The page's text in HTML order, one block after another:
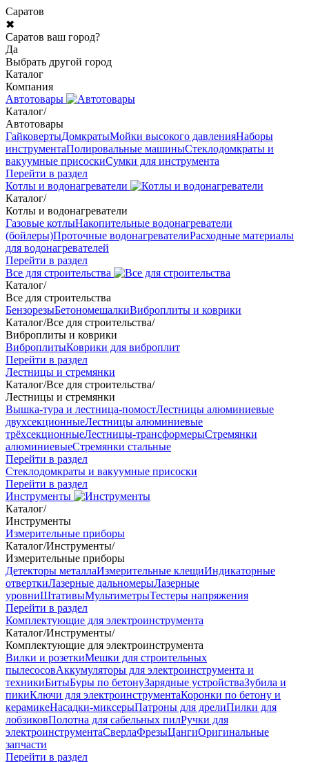
Саратов
✖
Саратов ваш город?
Да
Выбрать другой город
Каталог
Компания
Автотовары
Каталог/
Автотовары
ГайковертыДомкратыМойки высокого давленияНаборы
инструментаПолировальные машиныСтеклодомкраты и
вакуумные присоскиСумки для инструмента
Перейти в раздел
Котлы и водонагреватели
Каталог/
Котлы и водонагреватели
Газовые котлыНакопительные водонагреватели
(бойлеры)Проточные водонагревателиРасходные материалы
для водонагревателей
Перейти в раздел
Все для строительства
Каталог/
Все для строительства
БензорезыБетономешалкиВиброплиты и коврики
Каталог/Все для строительства/
Виброплиты и коврики
ВиброплитыКоврики для виброплит
Перейти в раздел
Лестницы и стремянки
Каталог/Все для строительства/
Лестницы и стремянки
Вышка-тура и лестница-помостЛестницы алюминиевые
двухсекционныеЛестницы алюминиевые
трёхсекционныеЛестницы-трансформерыСтремянки
алюминиевыеСтремянки стальные
Перейти в раздел
Стеклодомкраты и вакуумные присоски
Перейти в раздел
Инструменты
Каталог/
Инструменты
Измерительные приборы
Каталог/Инструменты/
Измерительные приборы
Детекторы металлаИзмерительные клещиИндикаторные
отверткиЛазерные дальномерыЛазерные
уровниШтативыМультиметрыТестеры напряжения
Перейти в раздел
Комплектующие для электроинструмента
Каталог/Инструменты/
Комплектующие для электроинструмента
Вилки и розеткиМешки для строительных
пылесосовАккумуляторы для электроинструмента и
техникиБитыБуры по бетонуЗарядные устройстваЗубила и
пикиКлючи для электроинструментаКоронки по бетону и
керамикеНасадки-миксерыПатроны для дрелиПилки для
лобзиковПолотна для сабельных пилРучки для
электроинструментаСверлаФрезыЦангиОригинальные
запчасти
Перейти в раздел